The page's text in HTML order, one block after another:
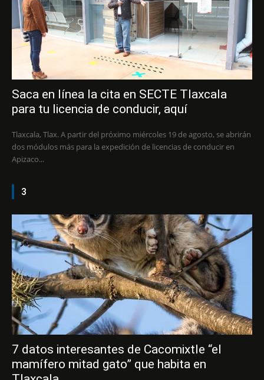
Saca en línea la cita en SECTE Tlaxcala
para tu licencia de conducir, aquí
Tlaxcala, Tlax. A partir del próximo miércoles 19 de agosto, se abrirán
dos módulos más para la expedición de licencias de conducir en
Apizaco...
3
7 datos interesantes de Cacomixtle “el
mamífero mitad gato” que habita en